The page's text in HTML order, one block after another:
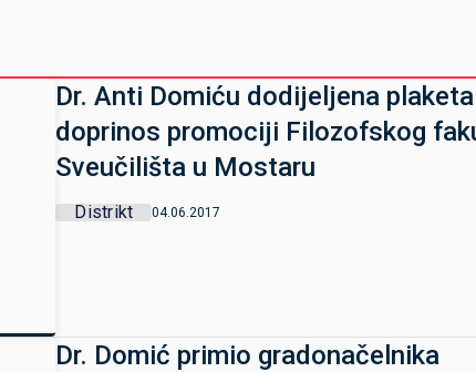
Dr. Anti Domiću dodijeljena
doprinos promociji Filozofskog
Sveučilišta u Mostaru
Distrikt 04.06.2017
Dr. Domić primio gradonačelnika